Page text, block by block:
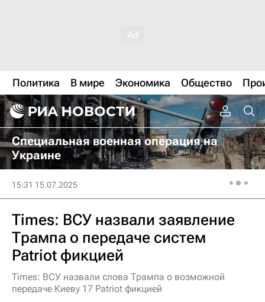
Политика В мире Экономика Общество
Специальная военная операция на
Украине
15:31 15.07.2025
Times: ВСУ назвали заявление
Трампа о передаче систем
Patriot фикцией
Times: ВСУ назвали слова Трампа о возможной
передаче Киеву 17 Patriot фикцией